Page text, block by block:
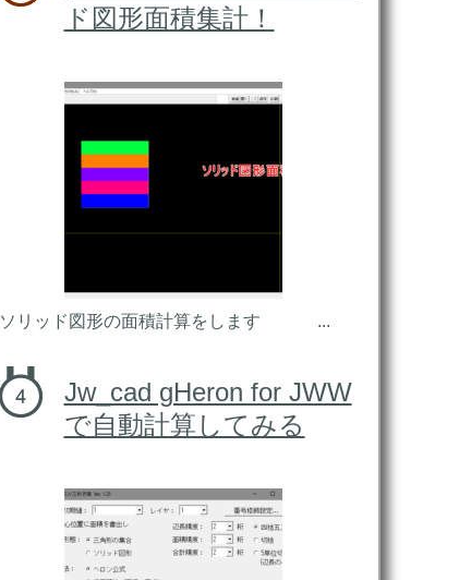
ド図形面積集計！
ソリッド図形の面積計算をします ...
Jw_cad gHeron for JWW
で自動計算してみる